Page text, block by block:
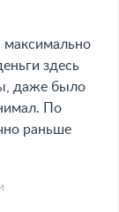
максимально
здесь
даже было
По
раньше